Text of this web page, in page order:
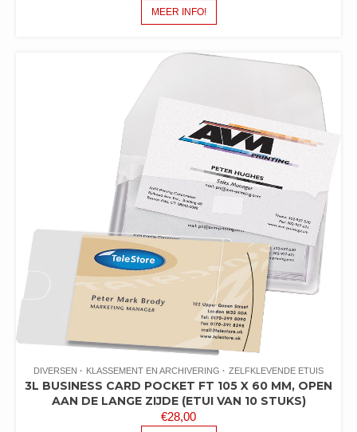
MEER INFO!
DIVERSEN KLASSEMENT EN ARCHIVERING ZELFKLEVENDE ETUIS
3L BUSINESS CARD POCKET FT 105 X 60 MM, OPEN
AAN DE LANGE ZIJDE (ETUI VAN 10 STUKS)
€28,00